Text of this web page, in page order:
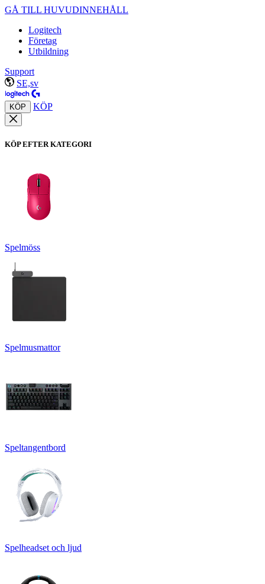
GÅ TILL HUVUDINNEHÅLL
Logitech
Företag
Utbildning
Support
SE,sv
KÖP KÖP
KÖP EFTER KATEGORI
Spelmöss
Spelmusmattor
Speltangentbord
Spelheadset och ljud